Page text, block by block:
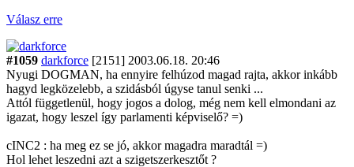
Válasz erre
#1059 darkforce [2151] 2003.06.18. 20:46
Nyugi DOGMAN, ha ennyire felhúzod magad rajta, akkor inkább
hagyd legközelebb, a szidásból úgyse tanul senki ...
Attól függetlenül, hogy jogos a dolog, még nem kell elmondani az
igazat, hogy leszel így parlamenti képviselő? =)
cINC2 : ha meg ez se jó, akkor magadra maradtál =)
Hol lehet leszedni azt a szigetszerkesztőt ?